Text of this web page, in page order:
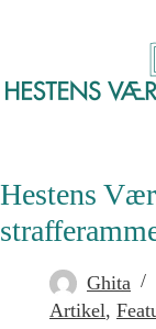
Hestens
Ghita
Artikel,